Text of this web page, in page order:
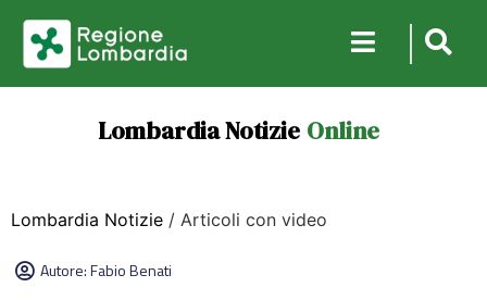
Lombardia Notizie Online
Lombardia Notizie / Articoli con video
Autore:Fabio Benati